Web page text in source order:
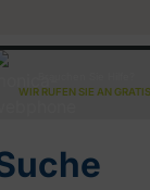
WIR RUFEN SIE AN